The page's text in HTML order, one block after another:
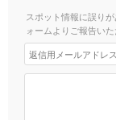
スポット情報に誤り
ォームよりご報告いた